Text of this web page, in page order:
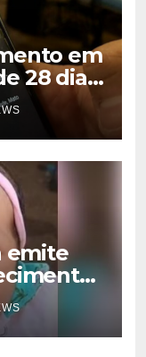
em
28 dias
emite
MS;